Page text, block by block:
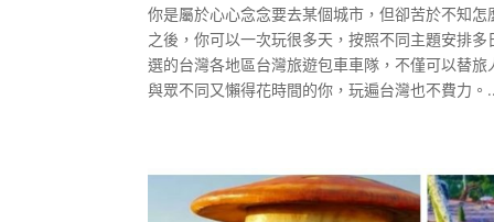
你是屬於心心念念要去某個城市，但卻苦於不知
之後，你可以一次玩很多天，按照不同主題安排
選的台灣各地區台灣旅遊包車車隊，不僅可以替
與眾不同又懶得花時間的你，玩遍台灣也不費力。